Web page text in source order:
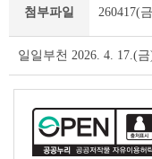
상
세
회
첨부파일 260417(
일일부천 2026. 4. 17.(금